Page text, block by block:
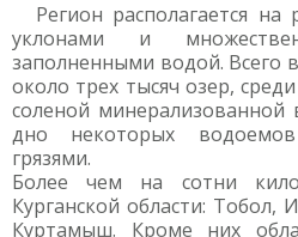
Регион располагается
уклонами и
заполненными водой. Всего
около трех тысяч озер,
соленой минерализованной
дно некоторых
грязями.
Более чем на сотни
Курганской области:
Куртамыш. Кроме них